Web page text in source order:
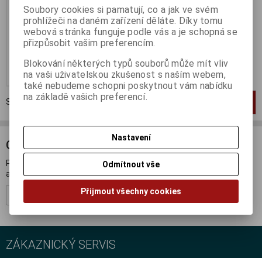
Czech 1pk OEM DVD
Termín dodání (dny):2
3 030 Kč
Koupit
Strana 1z1Celkem1záznamů
ODBĚR NOVINEK
Přihlašte se k odběru novinek a buďte informováni o novinkách,
akcích a soutěžích.
ZÁKAZNICKÝ SERVIS
Soubory cookies si pamatují, co a jak ve svém
prohlížeči na daném zařízení děláte. Díky tomu
webová stránka funguje podle vás a je schopná se
přizpůsobit vašim preferencím.
Blokování některých typů souborů může mít vliv
na vaši uživatelskou zkušenost s naším webem,
také nebudeme schopni poskytnout vám nabídku
na základě vašich preferencí.
Nastavení
Odmítnout vše
Přijmout všechny cookies